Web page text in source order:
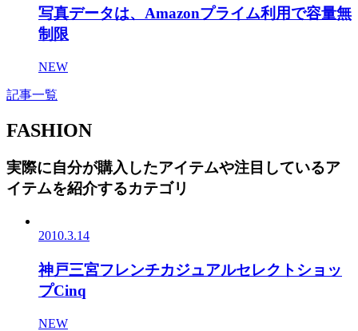
写真データは、Amazonプライム利用で容量無
制限
NEW
記事一覧
FASHION
実際に自分が購入したアイテムや注目しているア
イテムを紹介するカテゴリ
2010.3.14
神戸三宮フレンチカジュアルセレクトショッ
プCinq
NEW